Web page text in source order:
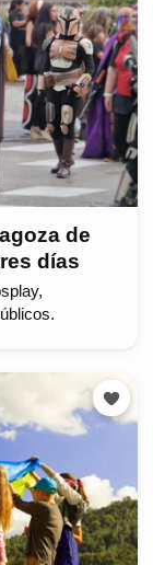
de
días